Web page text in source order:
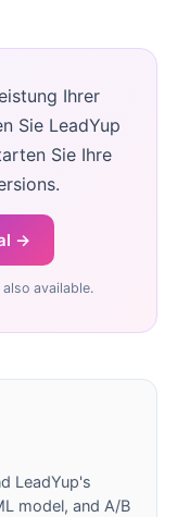
Ihrer
Sie LeadYup
Sie Ihre
→
available.
LeadYup's
model, and A/B